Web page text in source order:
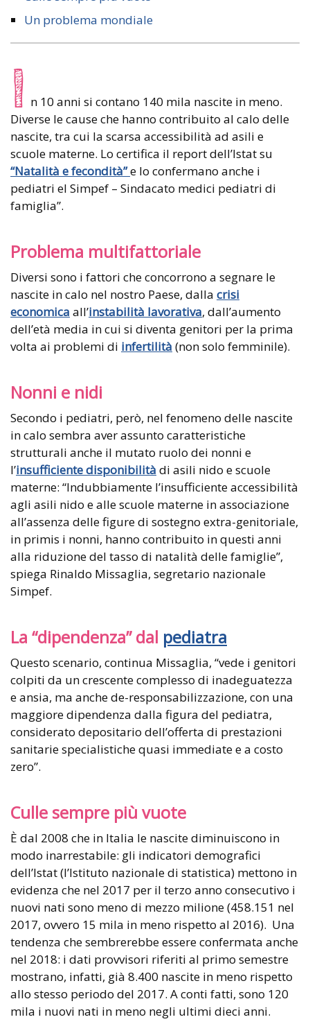
Un problema mondiale
I n 10 anni si contano 140 mila nascite in meno.
Diverse le cause che hanno contribuito al calo delle
nascite, tra cui la scarsa accessibilità ad asili e
scuole materne. Lo certifica il report dell’Istat su
“Natalità e fecondità”e lo confermano anche i
pediatri el Simpef – Sindacato medici pediatri di
famiglia”.
Problema multifattoriale
Diversi sono i fattori che concorrono a segnare le
nascite in calo nel nostro Paese, dalla crisi
economica all’instabilità lavorativa, dall’aumento
dell’età media in cui si diventa genitori per la prima
volta ai problemi di infertilità (non solo femminile).
Nonni e nidi
Secondo i pediatri, però, nel fenomeno delle nascite
in calo sembra aver assunto caratteristiche
strutturali anche il mutato ruolo dei nonni e
l’insufficiente disponibilità di asili nido e scuole
materne: “Indubbiamente l’insufficiente accessibilità
agli asili nido e alle scuole materne in associazione
all’assenza delle figure di sostegno extra-genitoriale,
in primis i nonni, hanno contribuito in questi anni
alla riduzione del tasso di natalità delle famiglie”,
spiega Rinaldo Missaglia, segretario nazionale
Simpef.
La “dipendenza” dal pediatra
Questo scenario, continua Missaglia, “vede i genitori
colpiti da un crescente complesso di inadeguatezza
e ansia, ma anche de-responsabilizzazione, con una
maggiore dipendenza dalla figura del pediatra,
considerato depositario dell’offerta di prestazioni
sanitarie specialistiche quasi immediate e a costo
zero”.
Culle sempre più vuote
È dal 2008 che in Italia le nascite diminuiscono in
modo inarrestabile: gli indicatori demografici
dell’Istat (l’Istituto nazionale di statistica) mettono in
evidenza che nel 2017 per il terzo anno consecutivo i
nuovi nati sono meno di mezzo milione (458.151 nel
2017, ovvero 15 mila in meno rispetto al 2016). Una
tendenza che sembrerebbe essere confermata anche
nel 2018: i dati provvisori riferiti al primo semestre
mostrano, infatti, già 8.400 nascite in meno rispetto
allo stesso periodo del 2017. A conti fatti, sono 120
mila i nuovi nati in meno negli ultimi dieci anni.